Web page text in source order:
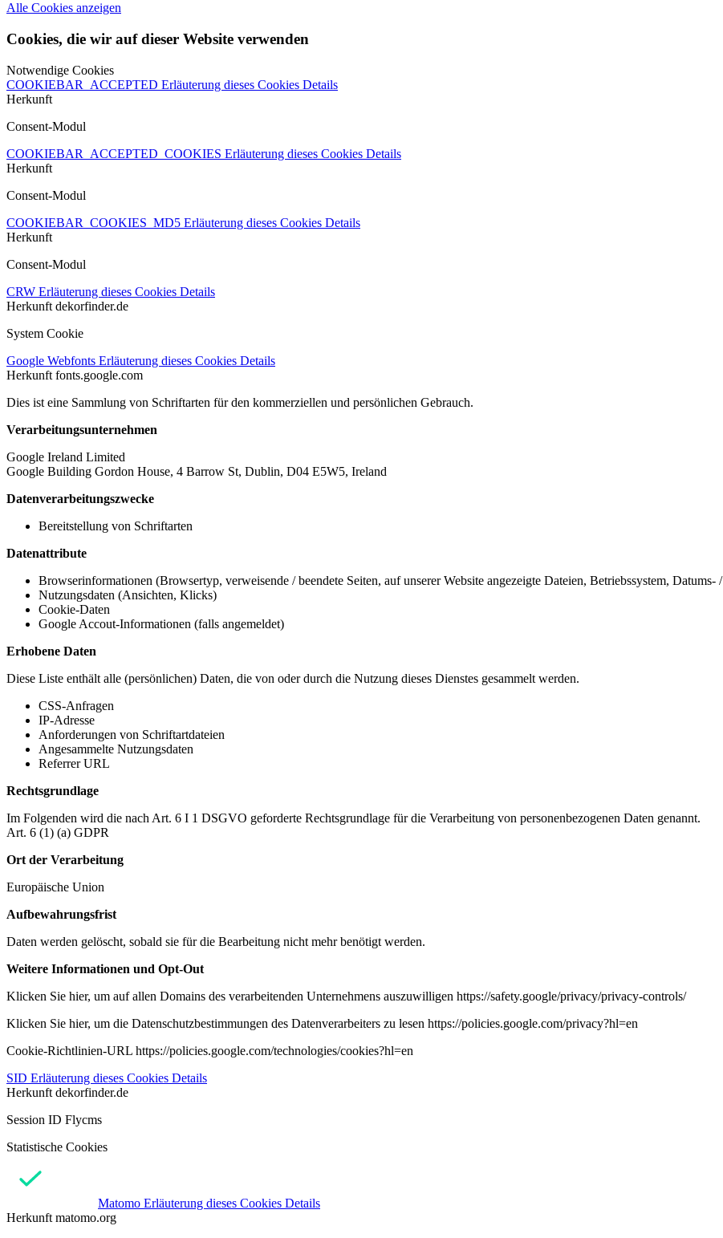
Alle Cookies anzeigen
Cookies, die wir auf dieser Website verwenden
Notwendige Cookies
COOKIEBAR_ACCEPTED Erläuterung dieses Cookies Details
Herkunft
Consent-Modul
COOKIEBAR_ACCEPTED_COOKIES Erläuterung dieses Cookies Details
Herkunft
Consent-Modul
COOKIEBAR_COOKIES_MD5 Erläuterung dieses Cookies Details
Herkunft
Consent-Modul
CRW Erläuterung dieses Cookies Details
Herkunft dekorfinder.de
System Cookie
Google Webfonts Erläuterung dieses Cookies Details
Herkunft fonts.google.com
Dies ist eine Sammlung von Schriftarten für den kommerziellen und persönlichen Gebrauch.
Verarbeitungsunternehmen
Google Ireland Limited
Google Building Gordon House, 4 Barrow St, Dublin, D04 E5W5, Ireland
Datenverarbeitungszwecke
Bereitstellung von Schriftarten
Datenattribute
Browserinformationen (Browsertyp, verweisende / beendete Seiten, auf unserer Website angezeigte Dateien, Betriebssystem,
Nutzungsdaten (Ansichten, Klicks)
Cookie-Daten
Google Accout-Informationen (falls angemeldet)
Erhobene Daten
Diese Liste enthält alle (persönlichen) Daten, die von oder durch die Nutzung dieses Dienstes gesammelt werden.
CSS-Anfragen
IP-Adresse
Anforderungen von Schriftartdateien
Angesammelte Nutzungsdaten
Referrer URL
Rechtsgrundlage
Im Folgenden wird die nach Art. 6 I 1 DSGVO geforderte Rechtsgrundlage für die Verarbeitung von personenbezogenen Daten genannt.
Art. 6 (1) (a) GDPR
Ort der Verarbeitung
Europäische Union
Aufbewahrungsfrist
Daten werden gelöscht, sobald sie für die Bearbeitung nicht mehr benötigt werden.
Weitere Informationen und Opt-Out
Klicken Sie hier, um auf allen Domains des verarbeitenden Unternehmens auszuwilligen https://safety.google/privacy/privacy-controls/
Klicken Sie hier, um die Datenschutzbestimmungen des Datenverarbeiters zu lesen https://policies.google.com/privacy?hl=en
Cookie-Richtlinien-URL https://policies.google.com/technologies/cookies?hl=en
SID Erläuterung dieses Cookies Details
Herkunft dekorfinder.de
Session ID Flycms
Statistische Cookies
Matomo Erläuterung dieses Cookies Details
Herkunft matomo.org